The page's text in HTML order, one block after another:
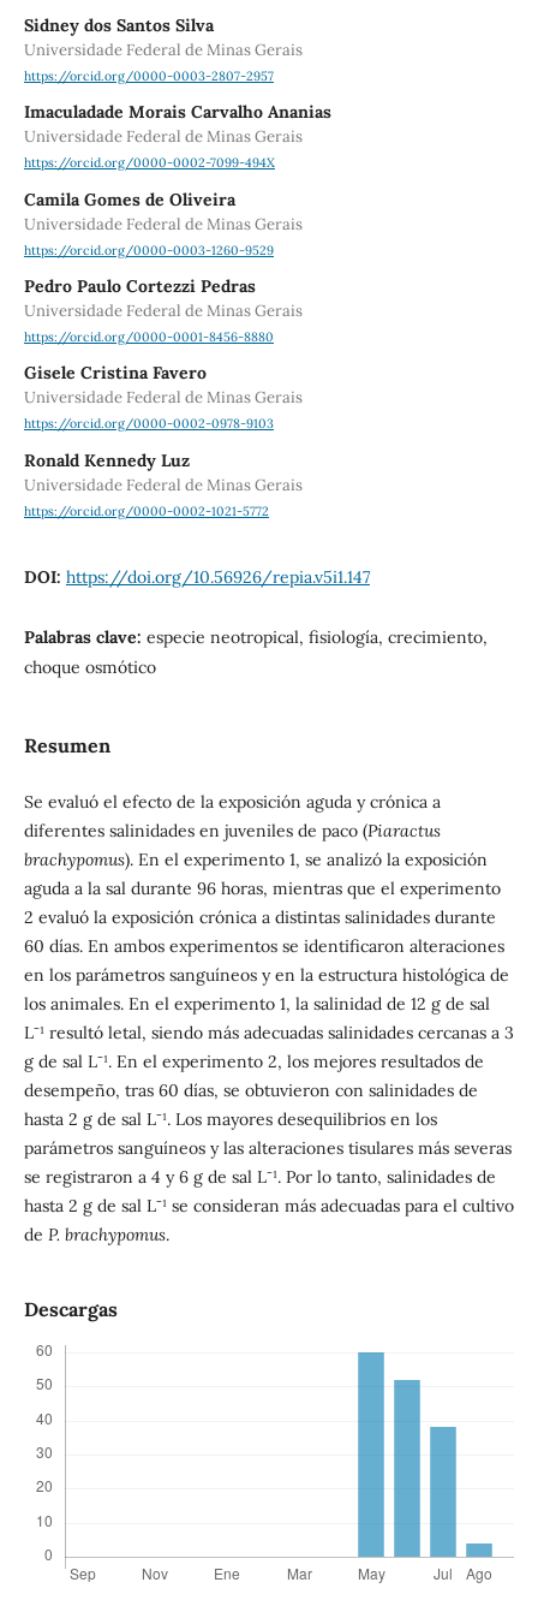
Sidney dos Santos Silva
Universidade Federal de Minas Gerais
https://orcid.org/0000-0003-2807-2957
Imaculadade Morais Carvalho Ananias
Universidade Federal de Minas Gerais
https://orcid.org/0000-0002-7099-494X
Camila Gomes de Oliveira
Universidade Federal de Minas Gerais
https://orcid.org/0000-0003-1260-9529
Pedro Paulo Cortezzi Pedras
Universidade Federal de Minas Gerais
https://orcid.org/0000-0001-8456-8880
Gisele Cristina Favero
Universidade Federal de Minas Gerais
https://orcid.org/0000-0002-0978-9103
Ronald Kennedy Luz
Universidade Federal de Minas Gerais
https://orcid.org/0000-0002-1021-5772
DOI: https://doi.org/10.56926/repia.v5i1.147
Palabras clave: especie neotropical, fisiología, crecimiento,
choque osmótico
Resumen
Se evaluó el efecto de la exposición aguda y crónica a
diferentes salinidades en juveniles de paco (Piaractus
brachypomus). En el experimento 1, se analizó la exposición
aguda a la sal durante 96 horas, mientras que el experimento
2 evaluó la exposición crónica a distintas salinidades durante
60 días. En ambos experimentos se identificaron alteraciones
en los parámetros sanguíneos y en la estructura histológica de
los animales. En el experimento 1, la salinidad de 12 g de sal
L⁻¹ resultó letal, siendo más adecuadas salinidades cercanas a 3
g de sal L⁻¹. En el experimento 2, los mejores resultados de
desempeño, tras 60 días, se obtuvieron con salinidades de
hasta 2 g de sal L⁻¹. Los mayores desequilibrios en los
parámetros sanguíneos y las alteraciones tisulares más severas
se registraron a 4 y 6 g de sal L⁻¹. Por lo tanto, salinidades de
hasta 2 g de sal L⁻¹ se consideran más adecuadas para el cultivo
de P. brachypomus.
Descargas